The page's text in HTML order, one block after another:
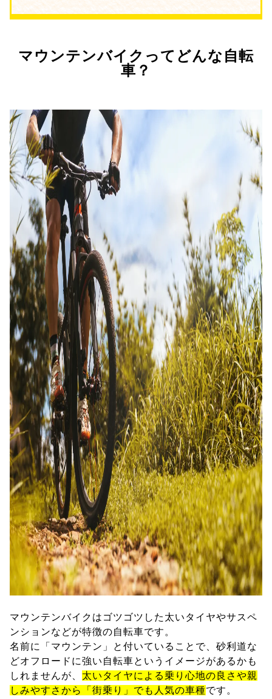
マウンテンバイクってどんな自転
車？
マウンテンバイクはゴツゴツした太いタイヤやサスペ
ンションなどが特徴の自転車です。
名前に「マウンテン」と付いていることで、砂利道な
どオフロードに強い自転車というイメージがあるかも
しれませんが、 太いタイヤによる乗り心地の良さや親
しみやすさから「街乗り」でも人気の車種です。